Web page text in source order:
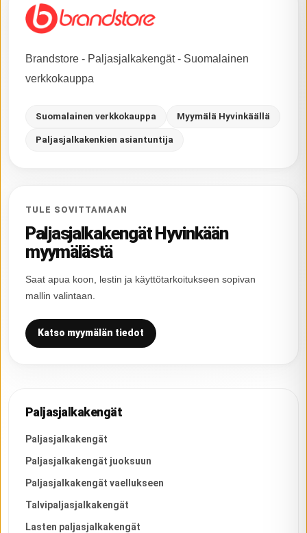
Brandstore - Paljasjalkakengät - Suomalainen
verkkokauppa
Suomalainen verkkokauppa Myymälä Hyvinkäällä
Paljasjalkakenkien asiantuntija
TULE SOVITTAMAAN
Paljasjalkakengät Hyvinkään
myymälästä
Saat apua koon, lestin ja käyttötarkoitukseen sopivan
mallin valintaan.
Katso myymälän tiedot
Paljasjalkakengät
Paljasjalkakengät
Paljasjalkakengät juoksuun
Paljasjalkakengät vaellukseen
Talvipaljasjalkakengät
Lasten paljasjalkakengät